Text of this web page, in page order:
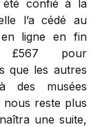
confié à la
l’a cédé au
en ligne en fin
£567 pour
que les autres
des musées
nous reste plus
une suite,